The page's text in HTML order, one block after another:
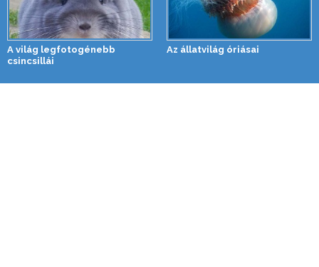
A világ legfotogénebb
csincsillái
Az állatvilág óriásai